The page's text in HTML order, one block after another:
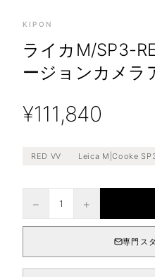
KIPON
ライカM/SP3-
ージョンカメラ
¥111,840
RED VV Leica M|Cooke
− 1 +
専門ス